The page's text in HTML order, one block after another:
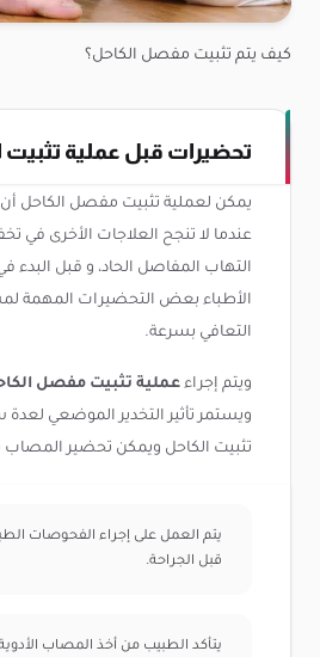
كيف يتم تثبيت مفصل الكاحل؟
تحضيرات قبل عملية تثبيت
يمكن لعملية تثبيت مفصل الكاحل أن
عندما لا تنجح العلاجات الأخرى في
التهاب المفاصل الحاد، و قبل البدء
الأطباء بعض التحضيرات المهمة
التعافي بسرعة.
ويتم إجراء عملية تثبيت مفصل
ويستمر تأثير التخدير الموضعي
تثبيت الكاحل ويمكن تحضير المصاب
يتم العمل على إجراء الفحوصات
قبل الجراحة.
يتأكد الطبيب من أخذ المصاب